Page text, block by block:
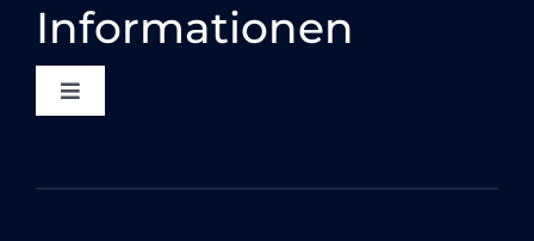
Informationen
Toggle